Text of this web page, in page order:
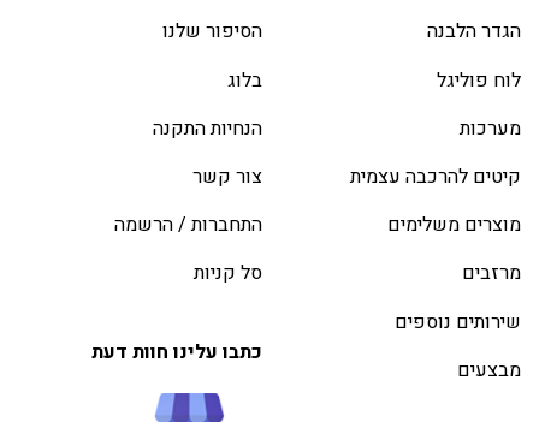
הגדר הלבנה
לוח פוליגל
מערכות
קיטים להרכבה עצמית
מוצרים משלימים
מרזבים
שירותים נוספים
מבצעים
הסיפור שלנו
בלוג
הנחיות התקנה
צור קשר
התחברות / הרשמה
סל קניות
כתבו עלינו חוות דעת